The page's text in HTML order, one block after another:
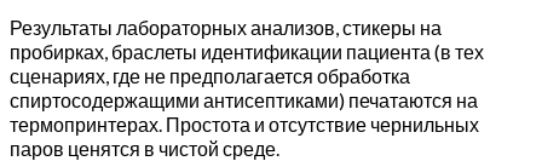
Результаты лабораторных анализов, стикеры на
пробирках, браслеты идентификации пациента (в тех
сценариях, где не предполагается обработка
спиртосодержащими антисептиками) печатаются на
термопринтерах. Простота и отсутствие чернильных
паров ценятся в чистой среде.